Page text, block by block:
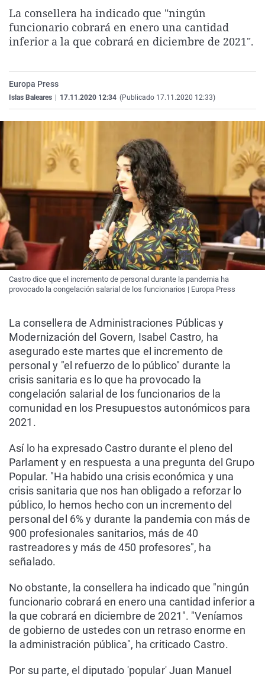
La rosa de los vientos
Gente viajera
Caso
Retornados
Operación Viuda
Extremadura
Galicia
Navarra
País Vasco
Virales
Televisión
La consellera ha indicado que "ningún
funcionario cobrará en enero una cantidad
inferior a la que cobrará en diciembre de 2021".
Europa Press
Islas Baleares 17.11.2020 12:34 (Publicado 17.11.2020 12:33)
Castro dice que el incremento de personal durante la pandemia ha
provocado la congelación salarial de los funcionarios | Europa Press
La consellera de Administraciones Públicas y
Modernización del Govern, Isabel Castro, ha
asegurado este martes que el incremento de
personal y "el refuerzo de lo público" durante la
crisis sanitaria es lo que ha provocado la
congelación salarial de los funcionarios de la
comunidad en los Presupuestos autonómicos para
2021.
Así lo ha expresado Castro durante el pleno del
Parlament y en respuesta a una pregunta del Grupo
Popular. "Ha habido una crisis económica y una
crisis sanitaria que nos han obligado a reforzar lo
público, lo hemos hecho con un incremento del
personal del 6% y durante la pandemia con más de
900 profesionales sanitarios, más de 40
rastreadores y más de 450 profesores", ha
señalado.
No obstante, la consellera ha indicado que "ningún
funcionario cobrará en enero una cantidad inferior a
la que cobrará en diciembre de 2021". "Veníamos
de gobierno de ustedes con un retraso enorme en
la administración pública", ha criticado Castro.
Por su parte, el diputado 'popular' Juan Manuel